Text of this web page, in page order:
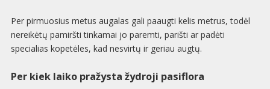
Per pirmuosius metus augalas gali paaugti kelis metrus, todėl
nereikėtų pamiršti tinkamai jo paremti, parišti ar padėti
specialias kopetėles, kad nesvirtų ir geriau augtų.
Per kiek laiko pražysta žydroji pasiflora